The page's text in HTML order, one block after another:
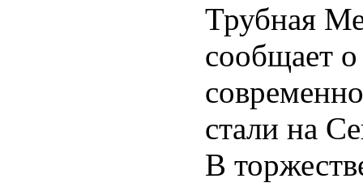
Трубная
сообщает
стали на
В